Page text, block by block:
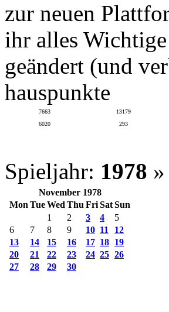
zur neuen
ihr alles
geändert (und
hauspunkte
7663 13179
6020
293
Spieljahr: 1978 »
November 1978
Mon TueWed Thu FriSatSun
1
2 3 4
5
6
7 8 9 10 11
12
13
14 15 16 17 18 19
20
21 22 23 24 25 26
27
28 29 30